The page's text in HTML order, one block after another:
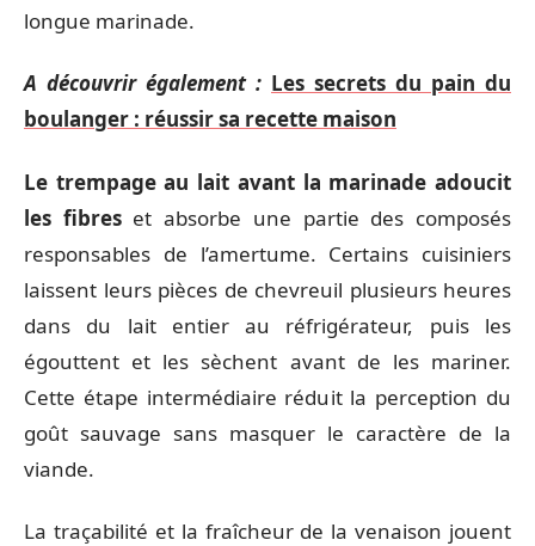
longue marinade.
A découvrir également : Les secrets du pain du
boulanger : réussir sa recette maison
Le trempage au lait avant la marinade adoucit
les fibreset absorbe une partie des composés
responsables de l’amertume. Certains cuisiniers
laissent leurs pièces de chevreuil plusieurs heures
dans du lait entier au réfrigérateur, puis les
égouttent et les sèchent avant de les mariner.
Cette étape intermédiaire réduit la perception du
goût sauvage sans masquer le caractère de la
viande.
La traçabilité et la fraîcheur de la venaison jouent